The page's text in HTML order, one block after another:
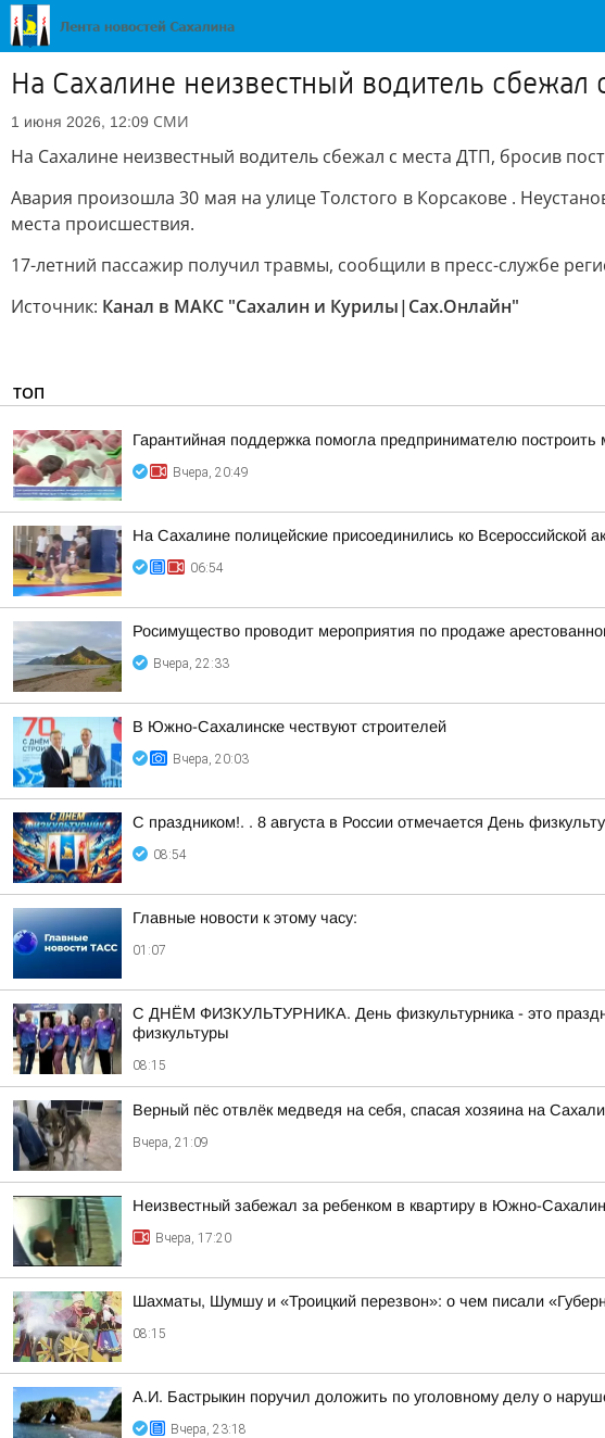
На Сахалине неизвестный водитель
1 июня 2026, 12:09 СМИ
На Сахалине неизвестный водитель сбежал с места ДТП, бросив
Авария произошла 30 мая на улице Толстого в Корсакове .
места происшествия.
17-летний пассажир получил травмы, сообщили в пресс-службе
Источник: Канал в МАКС "Сахалин и Курилы|Сах.Онлайн"
ТОП
Гарантийная поддержка помогла предпринимателю
Вчера, 20:49
На Сахалине полицейские присоединились ко Всероссийской
06:54
Росимущество проводит мероприятия по продаже
Вчера, 22:33
В Южно-Сахалинске чествуют строителей
Вчера, 20:03
С праздником!. . 8 августа в России отмечается День
08:54
Главные новости к этому часу:
01:07
С ДНЁМ ФИЗКУЛЬТУРНИКА. День физкультурника - это
физкультуры
08:15
Верный пёс отвлёк медведя на себя, спасая хозяина на
Вчера, 21:09
Неизвестный забежал за ребенком в квартиру в Южно-
Вчера, 17:20
Шахматы, Шумшу и «Троицкий перезвон»: о чем писали
08:15
А.И. Бастрыкин поручил доложить по уголовному делу о
Вчера, 23:18